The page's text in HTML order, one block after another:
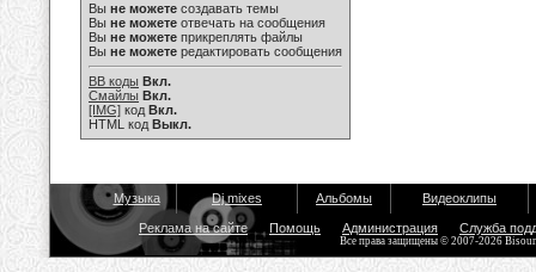
Вы не можете создавать темы
Вы не можете отвечать на сообщения
Вы не можете прикреплять файлы
Вы не можете редактировать сообщения
BB коды Вкл.
Смайлы Вкл.
[IMG] код Вкл.
HTML код Выкл.
Музыка Dj mixes Альбомы Видеоклипы
Реклама на сайте Помощь Администрация Служба
Все права защищены © 2007-2026